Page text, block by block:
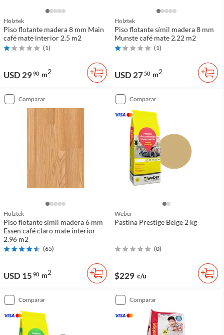
Holztek
Piso flotante madera 8 mm Main
café mate interior 2.5 m2
(1)
USD 2990 m2
Holztek
Piso flotante símil madera 8 mm
Munste café mate 2.22 m2
(1)
USD 2750 m2
comparar
Holztek
Piso flotante símil madera 6 mm
Essen café claro mate interior
2.96 m2
(65)
USD 15 90 m2
comparar
Weber
Pastina Prestige Beige 2 kg
(0)
$229 c/u
comparar comparar